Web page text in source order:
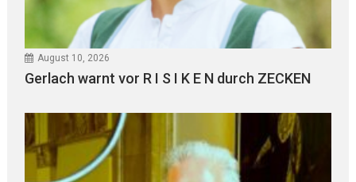
August 10, 2026
Gerlach warnt vor R I S I K E N durch ZECKEN